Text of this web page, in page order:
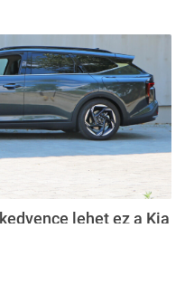
lehet ez a Kia